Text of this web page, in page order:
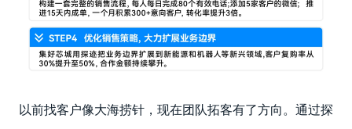
以前找客户像大海捞针，现在团队拓客有了方向。通过探